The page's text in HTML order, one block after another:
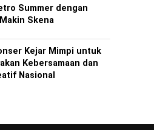
Summer dengan
Skena
Kejar Mimpi untuk
Kebersamaan dan
Nasional